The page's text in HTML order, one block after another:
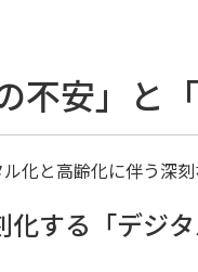
不安」と
化と高齢化に伴う深刻
する「デジ